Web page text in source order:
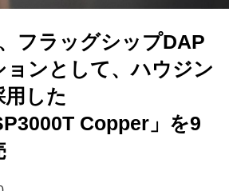
フラッグシップDAP
ョンとして、ハウジン
した
Copper」を9